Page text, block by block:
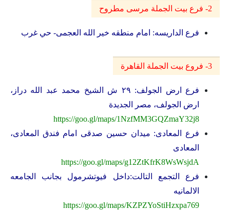
2- فرع بيت الجملة مرسى مطروح
فرع الداريسه: امام منطقه خير الله العجمى- حي غرب
3- فروع بيت الجملة القاهرة
فرع ارض الجولف: ٢٩ ش الشيخ محمد عبد الله دراز،
ارض الجولف، مصر الجديدة
https://goo.gl/maps/1NzfMM3GQZmaY32j8
فرع المعادى: ميدان حسين صدقى امام فندق المعادى،
المعادى
https://goo.gl/maps/g12ZtKfrK8WsWsjdA
فرع التجمع التالت:داخل فيوتشرمول بجانب الجامعه
الالمانيه
https://goo.gl/maps/KZPZYoStiHzxpa769